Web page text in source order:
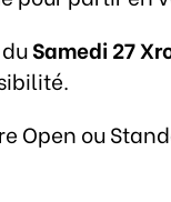
Samedi 27
Open ou